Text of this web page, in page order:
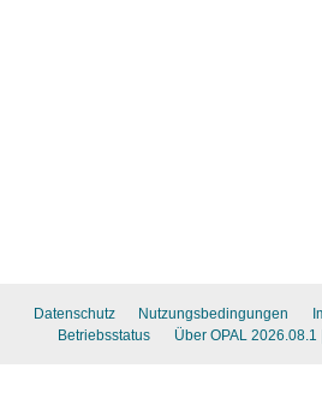
Datenschutz Nutzungsbedingungen
Betriebsstatus
Über OPAL 2026.08.1